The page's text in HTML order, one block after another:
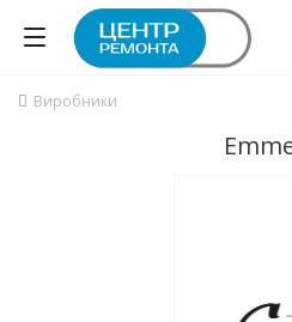
Виробники